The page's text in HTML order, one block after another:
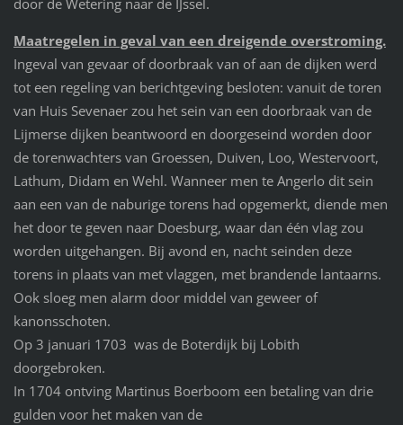
door de Wetering naar de IJssel.
Maatregelen in geval van een dreigende overstroming.
Ingeval van gevaar of doorbraak van of aan de dijken werd
tot een regeling van berichtgeving besloten: vanuit de toren
van Huis Sevenaer zou het sein van een doorbraak van de
Lijmerse dijken beantwoord en doorgeseind worden door
de torenwachters van Groessen, Duiven, Loo, Westervoort,
Lathum, Didam en Wehl. Wanneer men te Angerlo dit sein
aan een van de naburige torens had opgemerkt, diende men
het door te geven naar Doesburg, waar dan één vlag zou
worden uitgehangen. Bij avond en, nacht seinden deze
torens in plaats van met vlaggen, met brandende lantaarns.
Ook sloeg men alarm door middel van geweer of
kanonsschoten.
Op 3 januari 1703 was de Boterdijk bij Lobith
doorgebroken.
In 1704 ontving Martinus Boerboom een betaling van drie
gulden voor het maken van de